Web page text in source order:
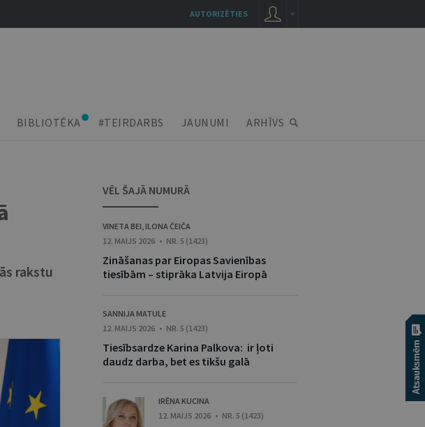
BIBLIOTĒKA #TEIRDARBS JAUNUMI ARHĪVS
rakstu
VĒL ŠAJĀ NUMURĀ
VINETA BEI,ILONA ČEIČA
12. MAIJS 2026 • NR. 5 (1423)
Zināšanas par Eiropas Savienības
tiesībām – stiprāka Latvija Eiropā
SANNIJA MATULE
12. MAIJS 2026 • NR. 5 (1423)
Tiesībsardze Karina Palkova: ir ļoti
daudz darba, bet es tikšu galā
IRĒNA KUCINA
12. MAIJS 2026 • NR. 5 (1423)
AUTORIZĒTIES